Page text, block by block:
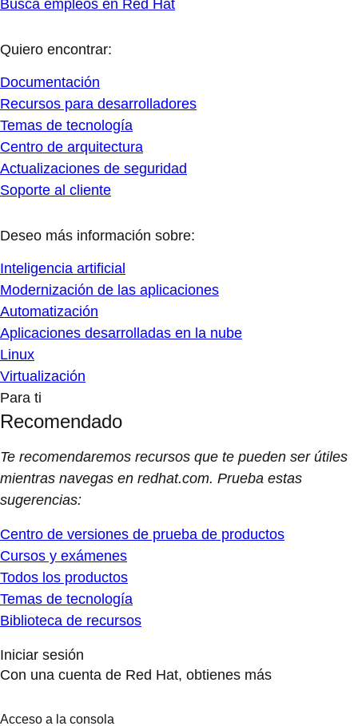
Busca empleos en Red Hat
Quiero encontrar:
Documentación
Recursos para desarrolladores
Temas de tecnología
Centro de arquitectura
Actualizaciones de seguridad
Soporte al cliente
Deseo más información sobre:
Inteligencia artificial
Modernización de las aplicaciones
Automatización
Aplicaciones desarrolladas en la nube
Linux
Virtualización
Para ti
Recomendado
Te recomendaremos recursos que te pueden ser útiles
mientras navegas en redhat.com. Prueba estas
sugerencias:
Centro de versiones de prueba de productos
Cursos y exámenes
Todos los productos
Temas de tecnología
Biblioteca de recursos
Iniciar sesión
Con una cuenta de Red Hat, obtienes más
Acceso a la consola